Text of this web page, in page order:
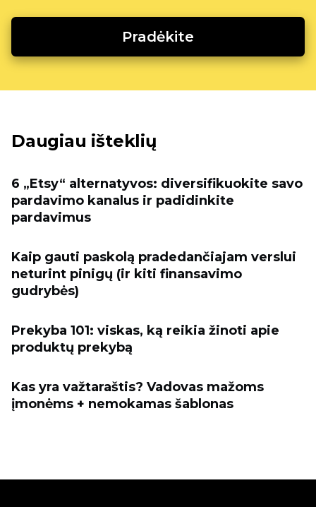
Pradėkite
Daugiau išteklių
6 „Etsy“ alternatyvos: diversifikuokite savo
pardavimo kanalus ir padidinkite
pardavimus
Kaip gauti paskolą pradedančiajam verslui
neturint pinigų (ir kiti finansavimo
gudrybės)
Prekyba 101: viskas, ką reikia žinoti apie
produktų prekybą
Kas yra važtaraštis? Vadovas mažoms
įmonėms + nemokamas šablonas